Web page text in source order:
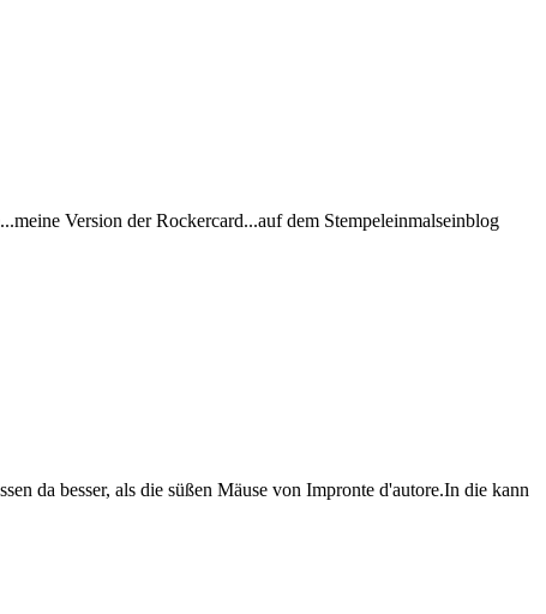
Version der Rockercard...auf dem Stempeleinmalseinblog
da besser, als die süßen Mäuse von Impronte d'autore.In die kann